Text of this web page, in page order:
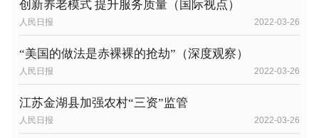
创新养老模式 提升服务质量（国际视点）
人民日报 2022-03-26
“美国的做法是赤裸裸的抢劫”（深度观察）
人民日报 2022-03-26
江苏金湖县加强农村“三资”监管
人民日报 2022-03-26